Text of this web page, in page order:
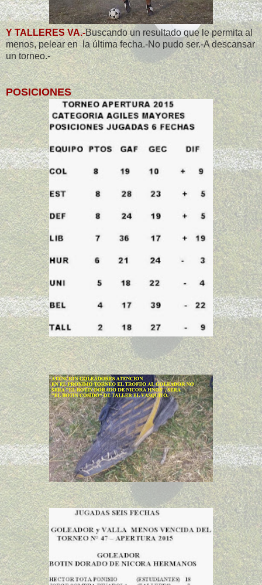
Y TALLERES VA.-Buscando un resultado que le permita al
menos, pelear en la última fecha.-No pudo ser.-A descansar
un torneo.-
POSICIONES